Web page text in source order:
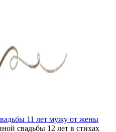
11 лет мужу от жены
свадьбы 12 лет в стихах